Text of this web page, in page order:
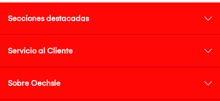
Secciones destacadas
Servicio al Cliente
Sobre Oechsle